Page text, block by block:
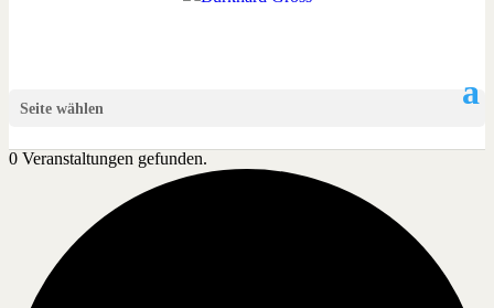
Seite wählen
0 Veranstaltungen gefunden.